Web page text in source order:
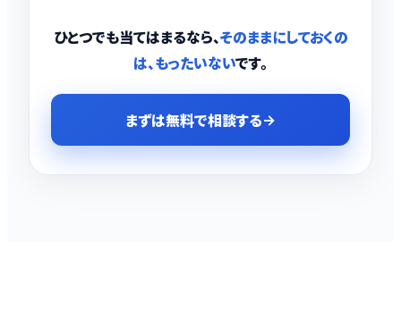
ひとつでも当てはまるなら、そのままにしておくの
は、もったいないです。
まずは無料で相談する→